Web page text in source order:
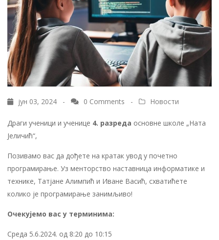
јун 03, 2024 - 0 Comments - Новости
Драги ученици и ученице 4. разреда основне школе „Ната
Јеличић“,
Позивамо вас да дођете на кратак увод у почетно
програмирање. Уз менторство наставница информатике и
технике, Татјане Алимпић и Иване Васић, схватићете
колико је програмирање занимљиво!
Очекујемо вас у терминима:
Среда 5.6.2024. од 8:20 до 10:15